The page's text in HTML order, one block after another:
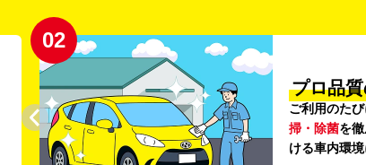
02
プロ品
ご利用のた
掃・除菌を
ける車内環